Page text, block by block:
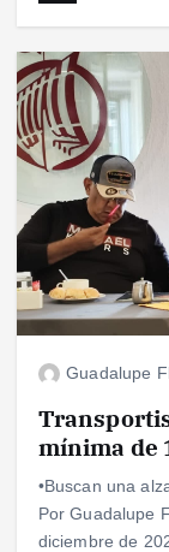
Guadalupe
mínima de
•Buscan una
Por Guadalupe
diciembre de